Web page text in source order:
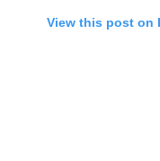
View this post on